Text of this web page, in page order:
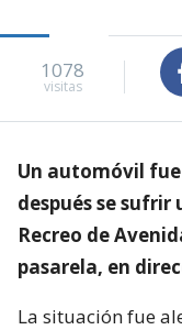
1078
visitas
Un automóvil
después se sufrir
Recreo de
pasarela, en
La situación fue